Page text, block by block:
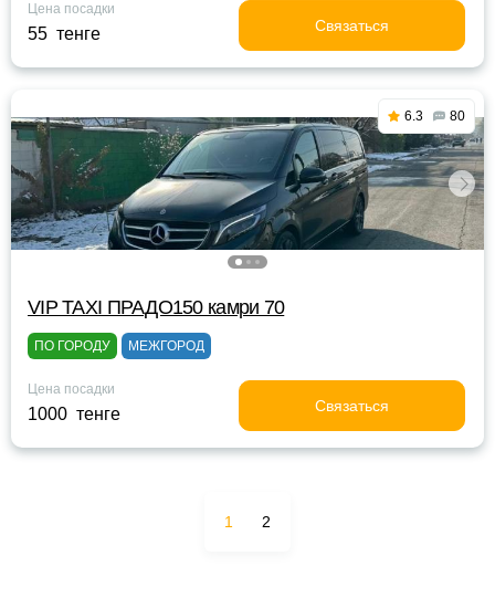
Цена посадки
55 тенге Связаться
6.3 80
VIP TAXI ПРАДО150 камри 70
ПО ГОРОДУ МЕЖГОРОД
Цена посадки
1000 тенге Связаться
1 2